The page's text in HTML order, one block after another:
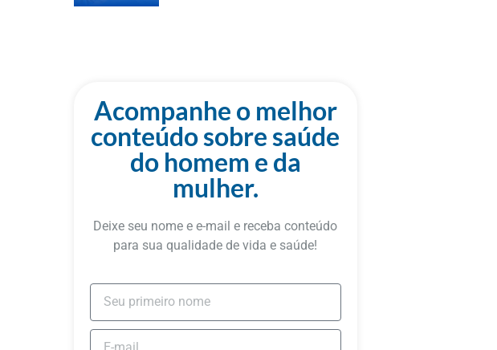
Acompanhe o melhor
conteúdo sobre saúde
do homem e da
mulher.
Deixe seu nome e e-mail e receba conteúdo
para sua qualidade de vida e saúde!